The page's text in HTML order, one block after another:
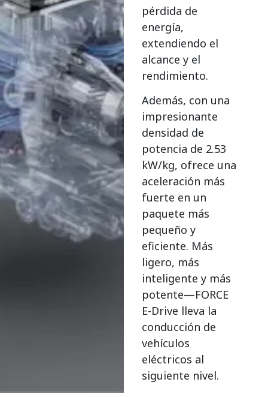
pérdida de
energía,
extendiendo el
alcance y el
rendimiento.
Además, con una
impresionante
densidad de
potencia de 2.53
kW/kg, ofrece una
aceleración más
fuerte en un
paquete más
pequeño y
eficiente. Más
ligero, más
inteligente y más
potente—FORCE
E-Drive lleva la
conducción de
vehículos
eléctricos al
siguiente nivel.